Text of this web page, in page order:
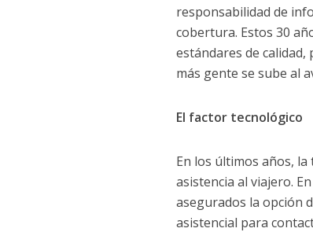
responsabilidad de
cobertura. Estos 30
estándares de
más gente se sube al
El factor tecnológico
En los últimos años,
asistencia al viajero.
asegurados la opción
asistencial para